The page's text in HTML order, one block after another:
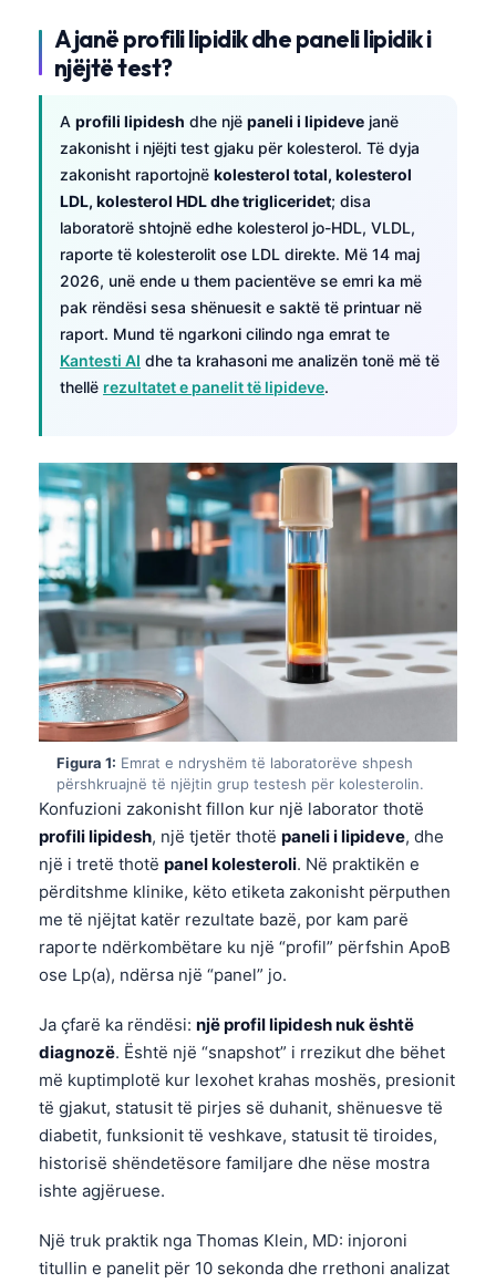
A janë profili lipidik dhe paneli lipidik i
njëjtë test?
A profili lipidesh dhe një paneli i lipideve janë
zakonisht i njëjti test gjaku për kolesterol. Të dyja
zakonisht raportojnë kolesterol total, kolesterol
LDL, kolesterol HDL dhe trigliceridet; disa
laboratorë shtojnë edhe kolesterol jo-HDL, VLDL,
raporte të kolesterolit ose LDL direkte. Më 14 maj
2026, unë ende u them pacientëve se emri ka më
pak rëndësi sesa shënuesit e saktë të printuar në
raport. Mund të ngarkoni cilindo nga emrat te
Kantesti AI dhe ta krahasoni me analizën tonë më të
thellë rezultatet e panelit të lipideve.
Figura 1: Emrat e ndryshëm të laboratorëve shpesh
përshkruajnë të njëjtin grup testesh për kolesterolin.
Konfuzioni zakonisht fillon kur një laborator thotë
profili lipidesh, një tjetër thotë paneli i lipideve, dhe
një i tretë thotë panel kolesteroli. Në praktikën e
përditshme klinike, këto etiketa zakonisht përputhen
me të njëjtat katër rezultate bazë, por kam parë
raporte ndërkombëtare ku një “profil” përfshin ApoB
ose Lp(a), ndërsa një “panel” jo.
Ja çfarë ka rëndësi: një profil lipidesh nuk është
diagnozë. Është një “snapshot” i rrezikut dhe bëhet
më kuptimplotë kur lexohet krahas moshës, presionit
të gjakut, statusit të pirjes së duhanit, shënuesve të
diabetit, funksionit të veshkave, statusit të tiroides,
historisë shëndetësore familjare dhe nëse mostra
ishte agjëruese.
Një truk praktik nga Thomas Klein, MD: injoroni
titullin e panelit për 10 sekonda dhe rrethoni analizat